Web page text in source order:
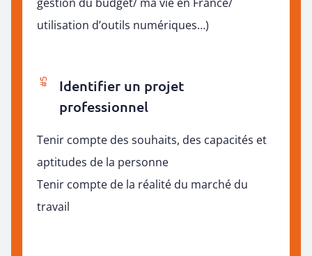
utilisation d’outils numériques…)
#5
Identifier un projet
professionnel
Tenir compte des souhaits, des capacités et
aptitudes de la personne
Tenir compte de la réalité du marché du
travail